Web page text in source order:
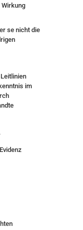
se nicht die
im